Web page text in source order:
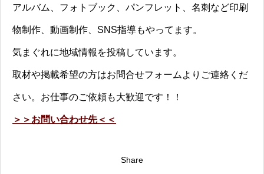
アルバム、フォトブック、パンフレット、名刺など印刷
物制作、動画制作、SNS指導もやってます。
気まぐれに地域情報を投稿しています。
取材や掲載希望の方はお問合せフォームよりご連絡くだ
さい。お仕事のご依頼も大歓迎です！！
＞＞お問い合わせ先＜＜
Share